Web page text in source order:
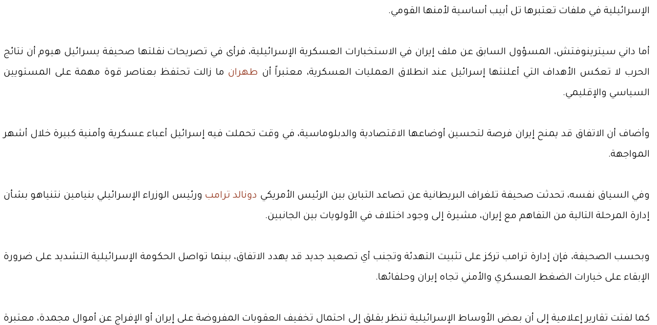
الإسرائيلية في ملفات تعتبرها تل أبيب أساسية لأمنها القومي.
أما داني سيترينوفتش، المسؤول السابق عن ملف إيران في الاستخبارات العسكرية الإسرائيلية، فرأى في تصريحات نقلتها صحيفة يسرائيل هيوم أن نتائج
الحرب لا تعكس الأهداف التي أعلنتها إسرائيل عند انطلاق العمليات العسكرية، معتبراً أن طهران ما زالت تحتفظ بعناصر قوة مهمة على المستويين
السياسي والإقليمي.
وأضاف أن الاتفاق قد يمنح إيران فرصة لتحسين أوضاعها الاقتصادية والدبلوماسية، في وقت تحملت فيه إسرائيل أعباء عسكرية وأمنية كبيرة خلال أشهر
المواجهة.
وفي السياق نفسه، تحدثت صحيفة تلغراف البريطانية عن تصاعد التباين بين الرئيس الأمريكي دونالد ترامب ورئيس الوزراء الإسرائيلي بنيامين نتنياهو بشأن
إدارة المرحلة التالية من التفاهم مع إيران، مشيرة إلى وجود اختلاف في الأولويات بين الجانبين.
وبحسب الصحيفة، فإن إدارة ترامب تركز على تثبيت التهدئة وتجنب أي تصعيد جديد قد يهدد الاتفاق، بينما تواصل الحكومة الإسرائيلية التشديد على ضرورة
الإبقاء على خيارات الضغط العسكري والأمني تجاه إيران وحلفائها.
كما لفتت تقارير إعلامية إلى أن بعض الأوساط الإسرائيلية تنظر بقلق إلى احتمال تخفيف العقوبات المفروضة على إيران أو الإفراج عن أموال مجمدة، معتبرة